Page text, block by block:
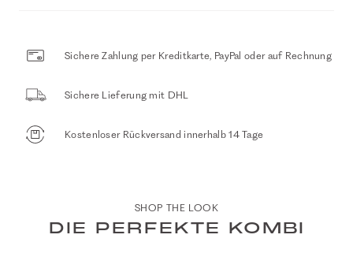
Sichere Zahlung per Kreditkarte, PayPal oder auf Rechnung
Sichere Lieferung mit DHL
Kostenloser Rückversand innerhalb 14 Tage
SHOP THE LOOK
DIE PERFEKTE KOMBI